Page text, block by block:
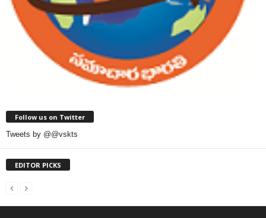
Follow us on Twitter
Tweets by @@vskts
EDITOR PICKS